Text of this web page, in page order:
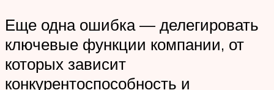
Еще одна ошибка — делегировать
ключевые функции компании, от
которых зависит
конкурентоспособность и